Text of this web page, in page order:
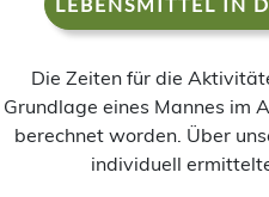
Die Zeiten für die
Grundlage eines Mannes im
berechnet worden. Über
individuell